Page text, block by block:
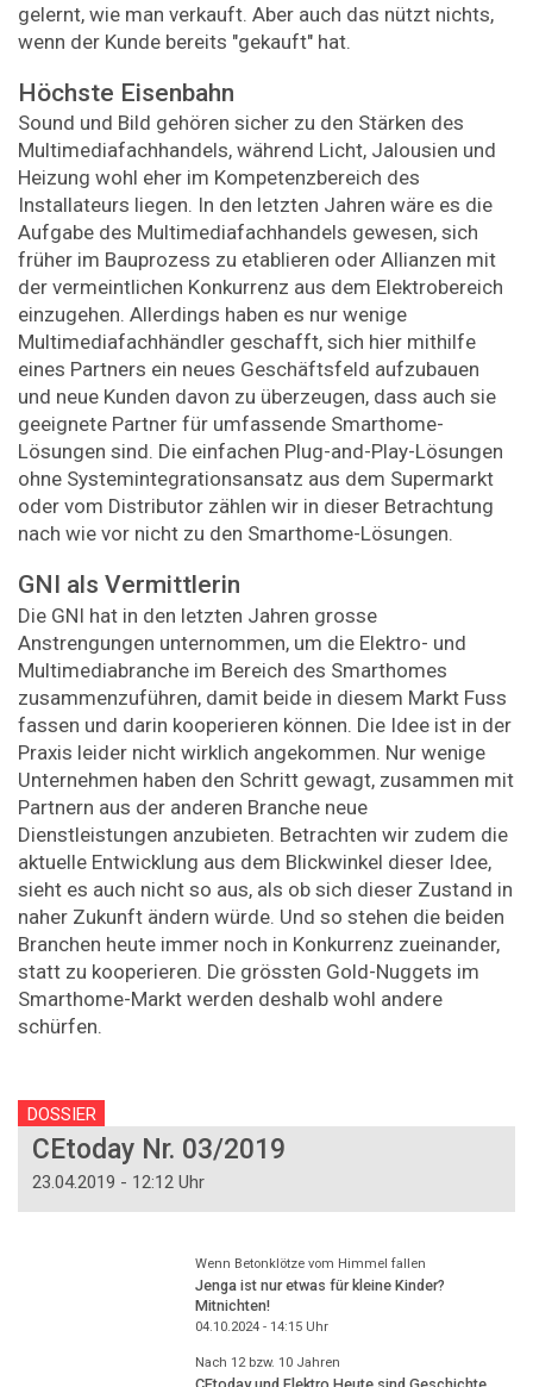
gelernt, wie man verkauft. Aber auch das nützt nichts,
wenn der Kunde bereits "gekauft" hat.
Höchste Eisenbahn
Sound und Bild gehören sicher zu den Stärken des
Multimediafachhandels, während Licht, Jalousien und
Heizung wohl eher im Kompetenzbereich des
Installateurs liegen. In den letzten Jahren wäre es die
Aufgabe des Multimediafachhandels gewesen, sich
früher im Bauprozess zu etablieren oder Allianzen mit
der vermeintlichen Konkurrenz aus dem Elektrobereich
einzugehen. Allerdings haben es nur wenige
Multimediafachhändler geschafft, sich hier mithilfe
eines Partners ein neues Geschäftsfeld aufzubauen
und neue Kunden davon zu überzeugen, dass auch sie
geeignete Partner für umfassende Smarthome-
Lösungen sind. Die einfachen Plug-and-Play-Lösungen
ohne Systemintegrationsansatz aus dem Supermarkt
oder vom Distributor zählen wir in dieser Betrachtung
nach wie vor nicht zu den Smarthome-Lösungen.
GNI als Vermittlerin
Die GNI hat in den letzten Jahren grosse
Anstrengungen unternommen, um die Elektro- und
Multimediabranche im Bereich des Smarthomes
zusammenzuführen, damit beide in diesem Markt Fuss
fassen und darin kooperieren können. Die Idee ist in der
Praxis leider nicht wirklich angekommen. Nur wenige
Unternehmen haben den Schritt gewagt, zusammen mit
Partnern aus der anderen Branche neue
Dienstleistungen anzubieten. Betrachten wir zudem die
aktuelle Entwicklung aus dem Blickwinkel dieser Idee,
sieht es auch nicht so aus, als ob sich dieser Zustand in
naher Zukunft ändern würde. Und so stehen die beiden
Branchen heute immer noch in Konkurrenz zueinander,
statt zu kooperieren. Die grössten Gold-Nuggets im
Smarthome-Markt werden deshalb wohl andere
schürfen.
DOSSIER
CEtoday Nr. 03/2019
23.04.2019 - 12:12 Uhr
Wenn Betonklötze vom Himmel fallen
Jenga ist nur etwas für kleine Kinder?
Mitnichten!
04.10.2024 - 14:15Uhr
Nach 12 bzw. 10 Jahren